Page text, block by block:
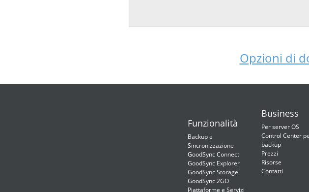
Opzioni di
Funzionalità
Backup e
Sincronizzazione
GoodSync Connect
GoodSync Explorer
GoodSync Storage
GoodSync 2GO
Piattaforme e Servizi
Business
Per server OS
Control Center
backup
Prezzi
Risorse
Contatti